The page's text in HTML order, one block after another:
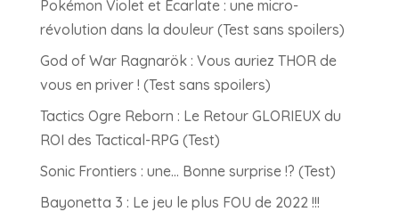
Pokémon Violet et Écarlate : une micro-
révolution dans la douleur (Test sans spoilers)
God of War Ragnarök : Vous auriez THOR de
vous en priver ! (Test sans spoilers)
Tactics Ogre Reborn : Le Retour GLORIEUX du
ROI des Tactical-RPG (Test)
Sonic Frontiers : une… Bonne surprise !? (Test)
Bayonetta 3 : Le jeu le plus FOU de 2022 !!!